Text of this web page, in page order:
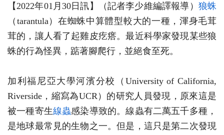
【2022年01月30日訊】（記者李少維編譯報導） 狼蛛
（tarantula）在蜘蛛中算體型較大的一種，渾身毛茸
茸的，讓人看了起雞皮疙瘩。最近科學家發現某些狼
蛛的行為怪異，踮著腳爬行，並絕食至死。
加利福尼亞大學河濱分校（University of California,
Riverside，縮寫為UCR）的研究人員發現，原來這是
被一種寄生線蟲感染導致的。線蟲有二萬五千多種，
是地球最常見的生物之一。但是，這只是第二次發現